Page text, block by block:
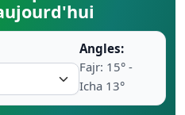
Ramadan
Angles:
Fajr: 15° -
Icha 13°